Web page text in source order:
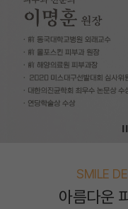
SMILE
아름다운